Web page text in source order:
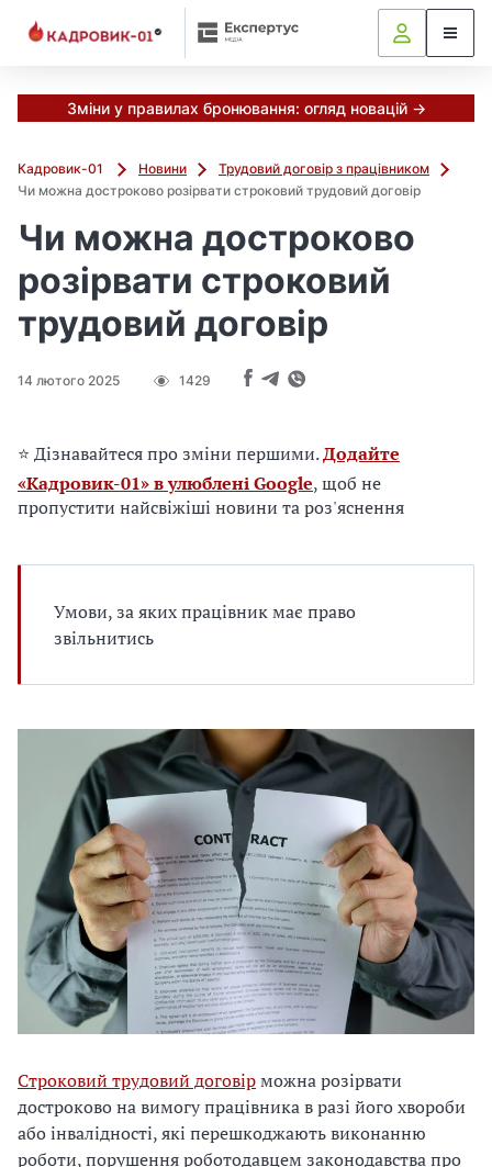
Зміни у правилах бронювання: огляд новацій →
Кадровик-01 Новини
Трудовий договір з працівником
Чи можна достроково розірвати строковий трудовий договір
Чи можна достроково
розірвати строковий
трудовий договір
14 лютого 2025 1429
⭐ Дізнавайтеся про зміни першими.Додайте
«Кадровик-01» в улюблені Google, щоб не
пропустити найсвіжіші новини та роз'яснення
Умови, за яких працівник має право
звільнитись
Строковий трудовий договірможна розірвати
достроково на вимогу працівника в разі його хвороби
або інвалідності, які перешкоджають виконанню
роботи, порушення роботодавцем законодавства про